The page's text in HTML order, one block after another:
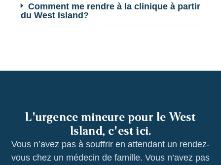
Comment me rendre à la clinique à partir
du West Island?
L'urgence mineure pour le West
Island, c'est ici.
Vous n’avez pas à souffrir en attendant un rendez-
vous chez un médecin de famille. Vous n’avez pas